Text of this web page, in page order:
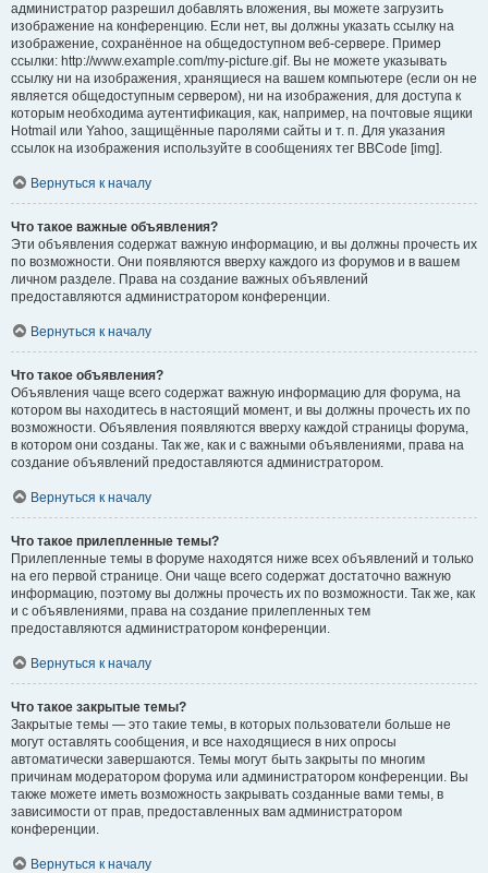
администратор разрешил добавлять вложения, вы можете загрузить
изображение на конференцию. Если нет, вы должны указать ссылку на
изображение, сохранённое на общедоступном веб-сервере. Пример
ссылки: http://www.example.com/my-picture.gif. Вы не можете указывать
ссылку ни на изображения, хранящиеся на вашем компьютере (если он не
является общедоступным сервером), ни на изображения, для доступа к
которым необходима аутентификация, как, например, на почтовые ящики
Hotmail или Yahoo, защищённые паролями сайты и т. п. Для указания
ссылок на изображения используйте в сообщениях тег BBCode [img].
Вернуться к началу
Что такое важные объявления?
Эти объявления содержат важную информацию, и вы должны прочесть их
по возможности. Они появляются вверху каждого из форумов и в вашем
личном разделе. Права на создание важных объявлений
предоставляются администратором конференции.
Вернуться к началу
Что такое объявления?
Объявления чаще всего содержат важную информацию для форума, на
котором вы находитесь в настоящий момент, и вы должны прочесть их по
возможности. Объявления появляются вверху каждой страницы форума,
в котором они созданы. Так же, как и с важными объявлениями, права на
создание объявлений предоставляются администратором.
Вернуться к началу
Что такое прилепленные темы?
Прилепленные темы в форуме находятся ниже всех объявлений и только
на его первой странице. Они чаще всего содержат достаточно важную
информацию, поэтому вы должны прочесть их по возможности. Так же, как
и с объявлениями, права на создание прилепленных тем
предоставляются администратором конференции.
Вернуться к началу
Что такое закрытые темы?
Закрытые темы — это такие темы, в которых пользователи больше не
могут оставлять сообщения, и все находящиеся в них опросы
автоматически завершаются. Темы могут быть закрыты по многим
причинам модератором форума или администратором конференции. Вы
также можете иметь возможность закрывать созданные вами темы, в
зависимости от прав, предоставленных вам администратором
конференции.
Вернуться к началу